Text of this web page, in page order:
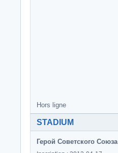
Hors ligne
STADIUM
Герой Советского Союза